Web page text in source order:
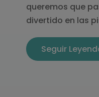
queremos que
divertido en las
Seguir